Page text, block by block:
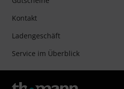
Kontakt
Ladengeschäft
Service im Überblick